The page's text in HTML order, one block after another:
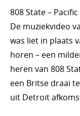
808 State –
De muziekvideo
was liet in plaats
horen – een
heren van 808
een Britse draai
uit Detroit